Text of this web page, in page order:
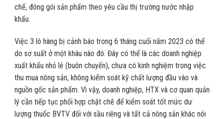
chế, đóng gói sản phẩm theo yêu cầu thị trường nước nhập
khẩu.
Việc 3 lô hàng bị cảnh báo trong 6 tháng cuối năm 2023 có thể
do sơ suất ở một khâu nào đó. Đây có thể là các doanh nghiệp
xuất khẩu nhỏ lẻ (buôn chuyến), chưa có kinh nghiệm trong việc
thu mua nông sản, không kiểm soát kỹ chất lượng đầu vào và
nguồn gốc sản phẩm. Vì vậy, doanh nghiệp, HTX và cơ quan quản
lý cần tiếp tục phối hợp chặt chẽ để kiểm soát tốt mức dư
lượng thuốc BVTV đối với sầu riêng và tất cả nông sản khác nói